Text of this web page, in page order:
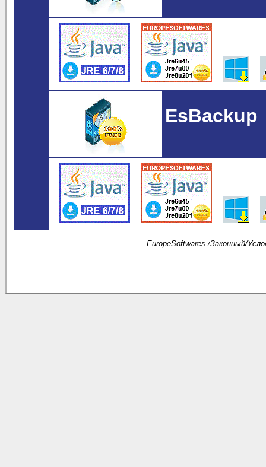
EsBackup
EuropeSoftwares /Законный/